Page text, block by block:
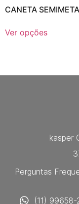
CANETA
Ver opções
kasper
Perguntas
(11) 99658-